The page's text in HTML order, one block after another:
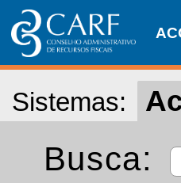
Sistemas:
Busca: